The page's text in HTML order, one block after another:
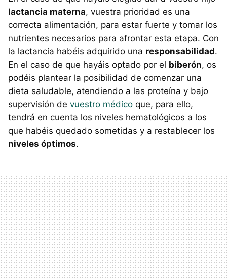
lactancia materna, vuestra prioridad es una
correcta alimentación, para estar fuerte y tomar los
nutrientes necesarios para afrontar esta etapa. Con
la lactancia habéis adquirido una responsabilidad.
En el caso de que hayáis optado por el biberón, os
podéis plantear la posibilidad de comenzar una
dieta saludable, atendiendo a las proteína y bajo
supervisión de vuestro médico que, para ello,
tendrá en cuenta los niveles hematológicos a los
que habéis quedado sometidas y a restablecer los
niveles óptimos.